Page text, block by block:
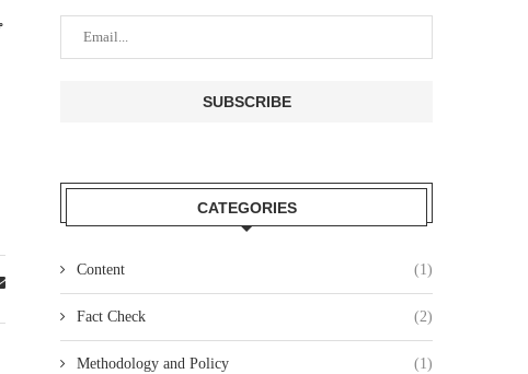
CATEGORIES
Content (1)
Fact Check (2)
Methodology and Policy (1)